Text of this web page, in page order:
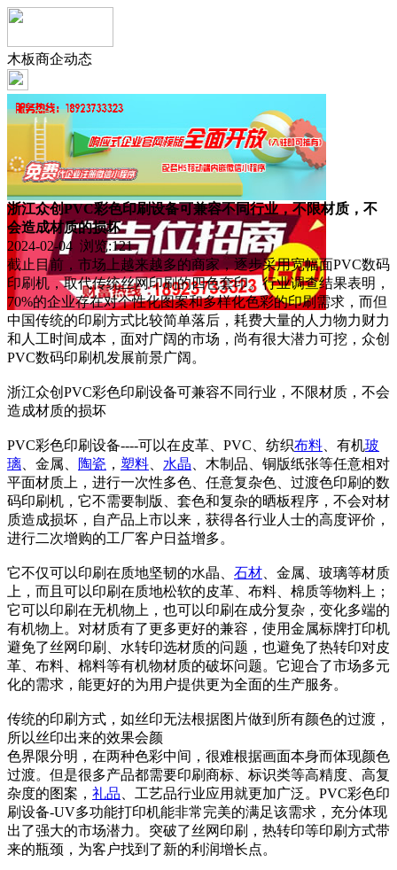
木板商企动态
浙江众创PVC彩色印刷设备可兼容不同行业，不限材质，不
会造成材质的损坏
2024-02-04 浏览:121
截止目前，市场上越来越多的商家，逐步采用宽幅面PVC数码
印刷机，取代传统丝网印刷的四色套印。行业调查结果表明，
70%的企业存在对个性化图案和多样化色彩的印刷需求，而但
中国传统的印刷方式比较简单落后，耗费大量的人力物力财力
和人工时间成本，面对广阔的市场，尚有很大潜力可挖，众创
PVC数码印刷机发展前景广阔。
浙江众创PVC彩色印刷设备可兼容不同行业，不限材质，不会
造成材质的损坏
PVC彩色印刷设备----可以在皮革、PVC、纺织布料 、有机玻
璃 、金属、 陶瓷 ， 塑料 水晶 、木制品、铜版纸张等任意相对
平面材质上，进行一次性多色、任意复杂色、过渡色印刷的数
码印刷机，它不需要制版、套色和复杂的晒板程序，不会对材
质造成损坏，自产品上市以来，获得各行业人士的高度评价，
进行二次增购的工厂客户日益增多。
它不仅可以印刷在质地坚韧的水晶、 石材 、金属、玻璃等材质
上，而且可以印刷在质地松软的皮革、布料、棉质等物料上；
它可以印刷在无机物上，也可以印刷在成分复杂，变化多端的
有机物上。对材质有了更多更好的兼容，使用金属标牌打印机
避免了丝网印刷、水转印选材质的问题，也避免了热转印对皮
革、布料、棉料等有机物材质的破坏问题。它迎合了市场多元
化的需求，能更好的为用户提供更为全面的生产服务。
传统的印刷方式，如丝印无法根据图片做到所有颜色的过渡，
所以丝印出来的效果会颜
色界限分明，在两种色彩中间，很难根据画面本身而体现颜色
过渡。但是很多产品都需要印刷商标、标识类等高精度、高复
杂度的图案， 礼品 、工艺品行业应用就更加广泛。PVC彩色印
刷设备-UV多功能打印机能非常完美的满足该需求，充分体现
出了强大的市场潜力。突破了丝网印刷，热转印等印刷方式带
来的瓶颈，为客户找到了新的利润增长点。